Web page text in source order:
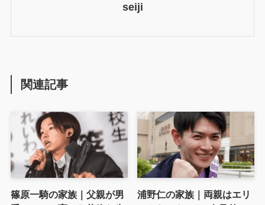
seiji
関連記事
篠原一騎の家族｜父親が男
浦野仁の家族｜両親はエリ